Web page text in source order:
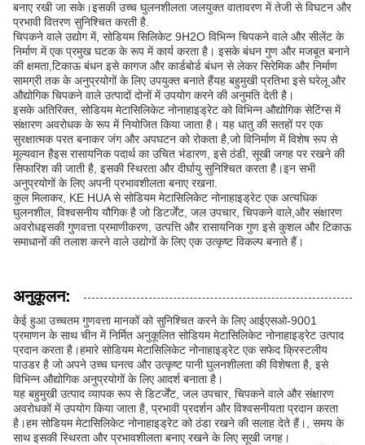
बनाए रखी जा सके।इसकी उच्च घुलनशीलता जलयुक्त वातावरण में तेजी से विघटन और
प्रभावी वितरण सुनिश्चित करती है.
चिपकने वाले उद्योग में, सोडियम सिलिकेट 9H2O विभिन्न चिपकने वाले और सीलेंट के
निर्माण में एक प्रमुख घटक के रूप में कार्य करता है। इसके बंधन गुण और मजबूत बनाने
की क्षमता,टिकाऊ बंधन इसे कागज और कार्डबोर्ड बंधन से लेकर सिरेमिक और निर्माण
सामग्री तक के अनुप्रयोगों के लिए उपयुक्त बनाते हैंयह बहुमुखी प्रतिभा इसे घरेलू और
औद्योगिक चिपकने वाले उत्पादों दोनों में उपयोग करने की अनुमति देती है।
इसके अतिरिक्त, सोडियम मेटासिलिकेट नोनाहाइड्रेट को विभिन्न औद्योगिक सेटिंग्स में
संक्षारण अवरोधक के रूप में नियोजित किया जाता है। यह धातु की सतहों पर एक
सुरक्षात्मक परत बनाकर जंग और अपघटन को रोकता है,जो विनिर्माण में विशेष रूप से
मूल्यवान हैइस रासायनिक पदार्थ का उचित भंडारण, इसे ठंडी, सूखी जगह पर रखने की
सिफारिश की जाती है, इसकी स्थिरता और दीर्घायु सुनिश्चित करता है।इन सभी
अनुप्रयोगों के लिए अपनी प्रभावशीलता बनाए रखना.
कुल मिलाकर, KE HUA से सोडियम मेटासिलिकेट नोनाहाइड्रेट एक अत्यधिक
घुलनशील, विश्वसनीय यौगिक है जो डिटर्जेंट, जल उपचार, चिपकने वाले,और संक्षारण
अवरोधइसकी गुणवत्ता प्रमाणीकरण, उत्पत्ति और रासायनिक गुण इसे कुशल और टिकाऊ
समाधानों की तलाश करने वाले उद्योगों के लिए एक उत्कृष्ट विकल्प बनाते हैं।
अनुकूलन:
केई हुआ उच्चतम गुणवत्ता मानकों को सुनिश्चित करने के लिए आईएसओ-9001
प्रमाणन के साथ चीन में निर्मित अनुकूलित सोडियम मेटासिलिकेट नोनाहाइड्रेट उत्पाद
प्रदान करता है।हमारे सोडियम मेटासिलिकेट नोनाहाइड्रेट एक सफेद क्रिस्टलीय
पाउडर है जो अपने उच्च घनत्व और उत्कृष्ट पानी घुलनशीलता की विशेषता है, इसे
विभिन्न औद्योगिक अनुप्रयोगों के लिए आदर्श बनाता है।
यह बहुमुखी उत्पाद व्यापक रूप से डिटर्जेंट, जल उपचार, चिपकने वाले और संक्षारण
अवरोधकों में उपयोग किया जाता है, प्रभावी प्रदर्शन और विश्वसनीयता प्रदान करता
है।हम सोडियम मेटासिलिकेट नोनाहाइड्रेट को ठंडा रखने की सलाह देते हैं।, समय के
साथ इसकी स्थिरता और प्रभावशीलता बनाए रखने के लिए सूखी जगह।